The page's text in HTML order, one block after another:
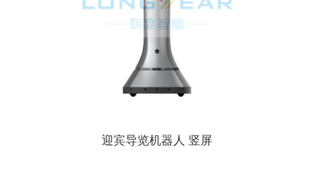
迎宾导览机器人 竖屏